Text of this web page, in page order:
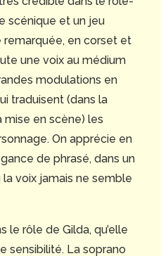
scénique et un jeu
en corset et
une voix au médium
modulations en
traduisent (dans la
mise en scène) les
On apprécie en
de phrasé, dans un
voix jamais ne semble
le rôle de Gilda, qu’elle
sensibilité. La soprano